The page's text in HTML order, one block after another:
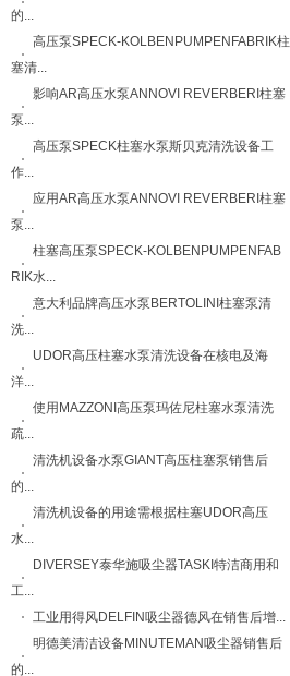
的...
高压泵SPECK-KOLBENPUMPENFABRIK柱
塞清...
影响AR高压水泵ANNOVI REVERBERI柱塞
泵...
高压泵SPECK柱塞水泵斯贝克清洗设备工
作...
应用AR高压水泵ANNOVI REVERBERI柱塞
泵...
柱塞高压泵SPECK-KOLBENPUMPENFAB
RIK水...
意大利品牌高压水泵BERTOLINI柱塞泵清
洗...
UDOR高压柱塞水泵清洗设备在核电及海
洋...
使用MAZZONI高压泵玛佐尼柱塞水泵清洗
疏...
清洗机设备水泵GIANT高压柱塞泵销售后
的...
清洗机设备的用途需根据柱塞UDOR高压
水...
DIVERSEY泰华施吸尘器TASKI特洁商用和
工...
工业用得风DELFIN吸尘器德风在销售后增...
明德美清洁设备MINUTEMAN吸尘器销售后
的...